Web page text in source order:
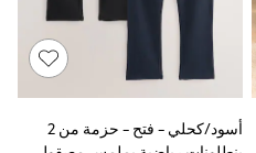
أسود/كحلي - فتح - حزمة من 2